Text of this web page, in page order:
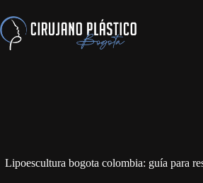
Lipoescultura bogota colombia: guía para